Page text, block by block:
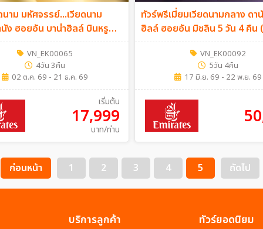
นาม มหัศจรรย์...เวียดนาม
ง ฮอยอัน บาน่าฮิลล์ บินหรู
ลล์ 2 คืน) 4วัน 3คืน (EK)
VN_EK00065
4วัน 3คืน
02 ต.ค. 69 - 21 ธ.ค. 69
เริ่มต้น
17,999
บาท/ท่าน
ทัวร์พรีเมี่ยมเวียดนามกลาง ดา
ฮิลล์ ฮอยอัน มิชลิน 5 วัน 4 คืน
JUN - NOV 2026
VN_EK00092
5วัน 4คืน
17 มิ.ย. 69 - 22 พ.ย. 69
ก่อนหน้า 1 2 3 4 5 ถัดไป
บริการลูกค้า ทัวร์ยอดนิยม